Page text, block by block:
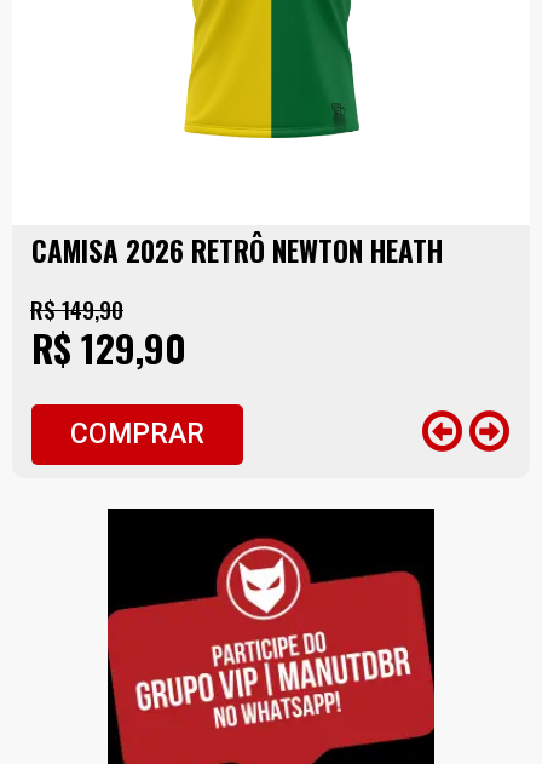
CAMISA 2026 RETRÔ NEWTON HEATH
R$ 149,90
R$ 129,90
COMPRAR